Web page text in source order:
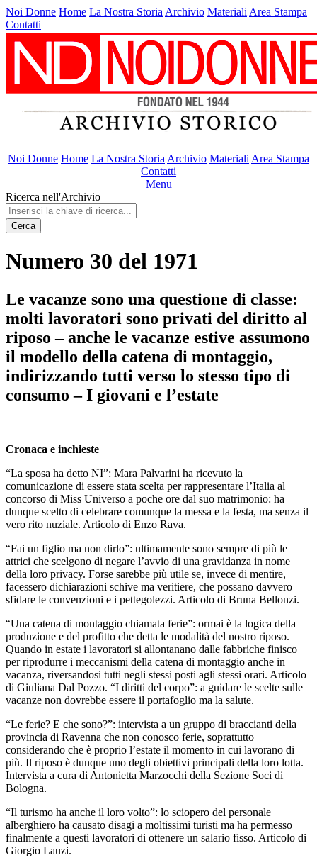
Noi Donne Home La Nostra Storia Archivio Materiali Area Stampa
Contatti
Noi Donne Home La Nostra Storia Archivio Materiali Area Stampa
Contatti
Menu
Ricerca nell'Archivio
Cerca
Numero 30 del 1971
Le vacanze sono una questione di classe:
molti lavoratori sono privati del diritto al
riposo – anche le vacanze estive assumono
il modello della catena di montaggio,
indirizzando tutti verso lo stesso tipo di
consumo – I giovani e l’estate
Cronaca e inchieste
“La sposa ha detto NI”: Mara Palvarini ha ricevuto la
comunicazione di essere stata scelta per rappresentare l’Italia al
concorso di Miss Universo a poche ore dal suo matrimonio: ha
dunque scelto di celebrare comunque la messa e la festa, ma senza il
vero rito nuziale. Articolo di Enzo Rava.
“Fai un figlio ma non dirlo”: ultimamente sono sempre di più le
attrici che scelgono di negare l’avvio di una gravidanza in nome
della loro privacy. Forse sarebbe più utile se, invece di mentire,
facessero dichiarazioni schive ma veritiere, che possano davvero
sfidare le convenzioni e i pettegolezzi. Articolo di Bruna Bellonzi.
“Una catena di montaggio chiamata ferie”: ormai è la logica della
produzione e del profitto che detta le modalità del nostro riposo.
Quando in estate i lavoratori si allontanano dalle fabbriche finisco
per riprodurre i meccanismi della catena di montaggio anche in
vacanza, riversandosi tutti negli stessi posti agli stessi orari. Articolo
di Giuliana Dal Pozzo. “I diritti del corpo”: a guidare le scelte sulle
vacanze non dovrebbe essere il portafoglio ma la salute.
“Le ferie? E che sono?”: intervista a un gruppo di braccianti della
provincia di Ravenna che non conosco ferie, soprattutto
considerando che è proprio l’estate il momento in cui lavorano di
più. Il riposo è dunque uno degli obiettivi principali della loro lotta.
Intervista a cura di Antonietta Marzocchi della Sezione Soci di
Bologna.
“Il turismo ha anche il loro volto”: lo sciopero del personale
alberghiero ha causato disagi a moltissimi turisti ma ha permesso
finalmente a questi lavoratori di ottenere un salario fisso. Articolo di
Giorgio Lauzi.